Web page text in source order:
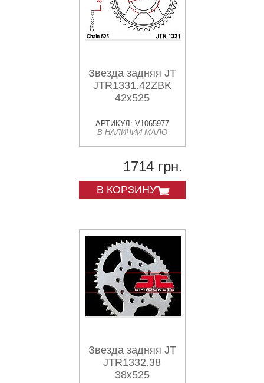
Звезда задняя JT
JTR1331.42ZBK
42x525
АРТИКУЛ: V1065977
В НАЛИЧИИ МАЛО
1714 грн.
В КОРЗИНУ
Звезда задняя JT
JTR1332.38
38x525